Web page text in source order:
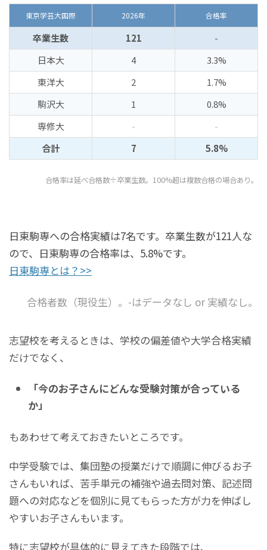
東京学芸大国際 2026年 合格率
卒業生数 121
-
日本大
4
3.3%
東洋大
2
1.7%
駒沢大
1
0.8%
専修大
-
-
合計
7 5.8%
合格率は延べ合格数÷卒業生数。100%超は複数合格の場合あり。
日東駒専への合格実績は7名です。卒業生数が121人な
ので、日東駒専の合格率は、5.8%です。
日東駒専とは？>>
合格者数（現役生）。-はデータなし or 実績なし。
志望校を考えるときは、学校の偏差値や大学合格実績
だけでなく、
「今のお子さんにどんな受験対策が合っている
か」
もあわせて考えておきたいところです。
中学受験では、集団塾の授業だけで順調に伸びるお子
さんもいれば、苦手単元の補強や過去問対策、記述問
題への対応などを個別に見てもらった方が力を伸ばし
やすいお子さんもいます。
特に志望校が具体的に見えてきた段階では、